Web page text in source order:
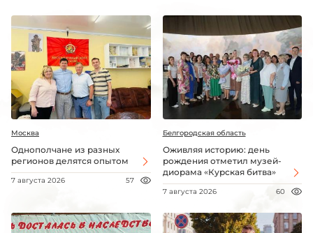
Москва
Однополчане из разных
регионов делятся опытом
7 августа 2026 57
Белгородская область
Оживляя историю: день
рождения отметил музей-
диорама «Курская битва»
7 августа 2026 60